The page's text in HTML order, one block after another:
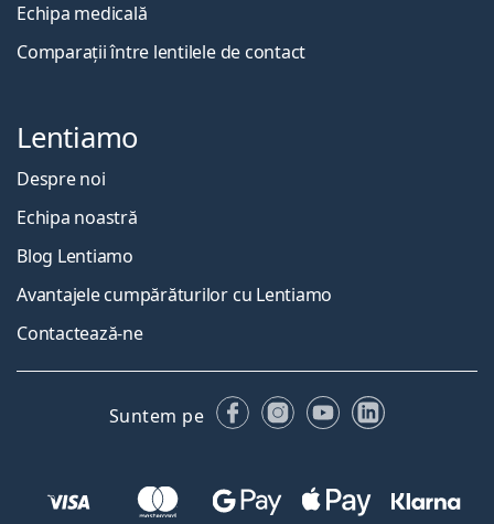
Echipa medicală
Comparații între lentilele de contact
Lentiamo
Despre noi
Echipa noastră
Blog Lentiamo
Avantajele cumpărăturilor cu Lentiamo
Contactează-ne
Suntem pe FacebookInstagram
YouTubeLinkedIn